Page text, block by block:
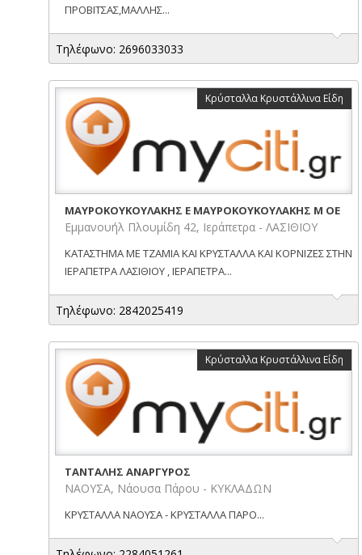
ΠΡΟΒΙΤΣΑΣ,ΜΑΛΛΗΣ...
Τηλέφωνο: 2696033033
Κρύσταλλα Κρυστάλλινα Είδη
ΜΑΥΡΟΚΟΥΚΟΥΛΑΚΗΣ E ΜΑΥΡΟΚΟΥΚΟΥΛΑΚΗΣ M ΟΕ
Εμμανουήλ Πλουμίδη 42, Ιεράπετρα - ΛΑΣΙΘΙΟΥ
ΚΑΤΑΣΤΗΜΑ ΜΕ ΤΖΑΜΙΑ ΚΑΙ ΚΡΥΣΤΑΛΛΑ ΚΑΙ ΚΟΡΝΙΖΕΣ ΣΤΗΝ
ΙΕΡΑΠΕΤΡΑ ΛΑΣΙΘΙΟΥ , ΙΕΡΑΠΕΤΡΑ...
Τηλέφωνο: 2842025419
Κρύσταλλα Κρυστάλλινα Είδη
ΤΑΝΤΑΛΗΣ ΑΝΑΡΓΥΡΟΣ
ΝΑΟΥΣΑ, Νάουσα Πάρου - ΚΥΚΛΑΔΩΝ
ΚΡΥΣΤΑΛΛΑ ΝΑΟΥΣΑ - ΚΡΥΣΤΑΛΛΑ ΠΑΡΟ...